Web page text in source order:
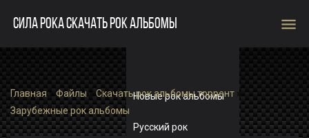
СИЛА РОКА СКАЧАТЬ РОК АЛЬБОМЫ menu
Новые рок альбомы
Русский рок
Главная»Файлы»Скачать рок альбомы торрент »
Зарубежные рок альбомы